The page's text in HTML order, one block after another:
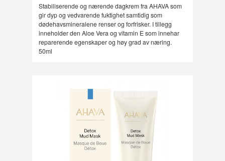
Stabiliserende og nærende dagkrem fra AHAVA som
gir dyp og vedvarende fuktighet samtidig som
dødehavsmineralene renser og forfrisker. I tillegg
inneholder den Aloe Vera og vitamin E som innehar
reparerende egenskaper og høy grad av næring.
50ml